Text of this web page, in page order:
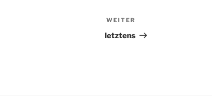
Beitrag
WEITER
letztens